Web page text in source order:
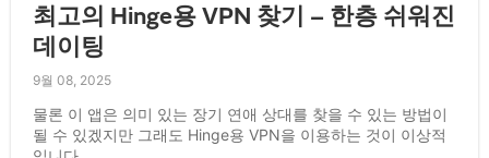
최고의 Hinge용 VPN 찾기 – 한층 쉬워진
데이팅
9월 08, 2025
물론 이 앱은 의미 있는 장기 연애 상대를 찾을 수 있는 방법이
될 수 있겠지만 그래도 Hinge용 VPN을 이용하는 것이 이상적